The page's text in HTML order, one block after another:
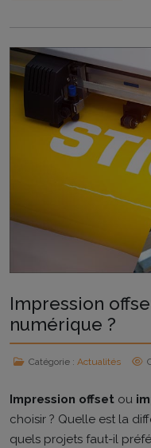
Impression
numérique ?
Catégorie : Actualités
Impression offset ou
choisir ? Quelle est la
quels projets faut-il